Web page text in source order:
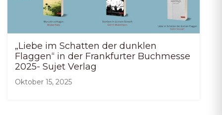
„Liebe im Schatten der dunklen
Flaggen“ in der Frankfurter Buchmesse
2025- Sujet Verlag
Oktober 15, 2025